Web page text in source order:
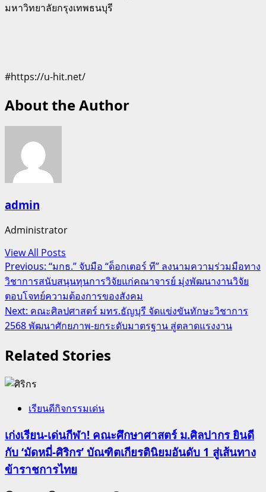
มหาวิทยาลัยกรุงเทพธนบุรี
#https://u-hit.net/
About the Author
admin
Administrator
View All Posts
Post
navigation
Previous: “มกธ.” จับมือ “ด็อกเตอร์ ที” ลงนามความร่วมมือทาง
วิชาการสนับสนุนทุนการวิจัยแก่คณาจารย์ มุ่งพัฒนางานวิจัย
ตอบโจทย์ความต้องการของสังคม
Next: คณะศิลปศาสตร์ มทร.ธัญบุรี จัดแข่งขันทักษะวิชาการ
2568 พัฒนาศักยภาพ-ยกระดับมาตรฐาน สู่ตลาดแรงงาน
Related Stories
เรียนดีกิจกรรมเด่น
เก่งเรียน-เด่นกีฬา! คณะศึกษาศาสตร์ ม.ศิลปากร ยินดี
กับ ‘มัดหมี่-ศิริกร’ บัณฑิตเกียรตินิยมอันดับ 1 สู่เส้นทาง
ข้าราชการไทย